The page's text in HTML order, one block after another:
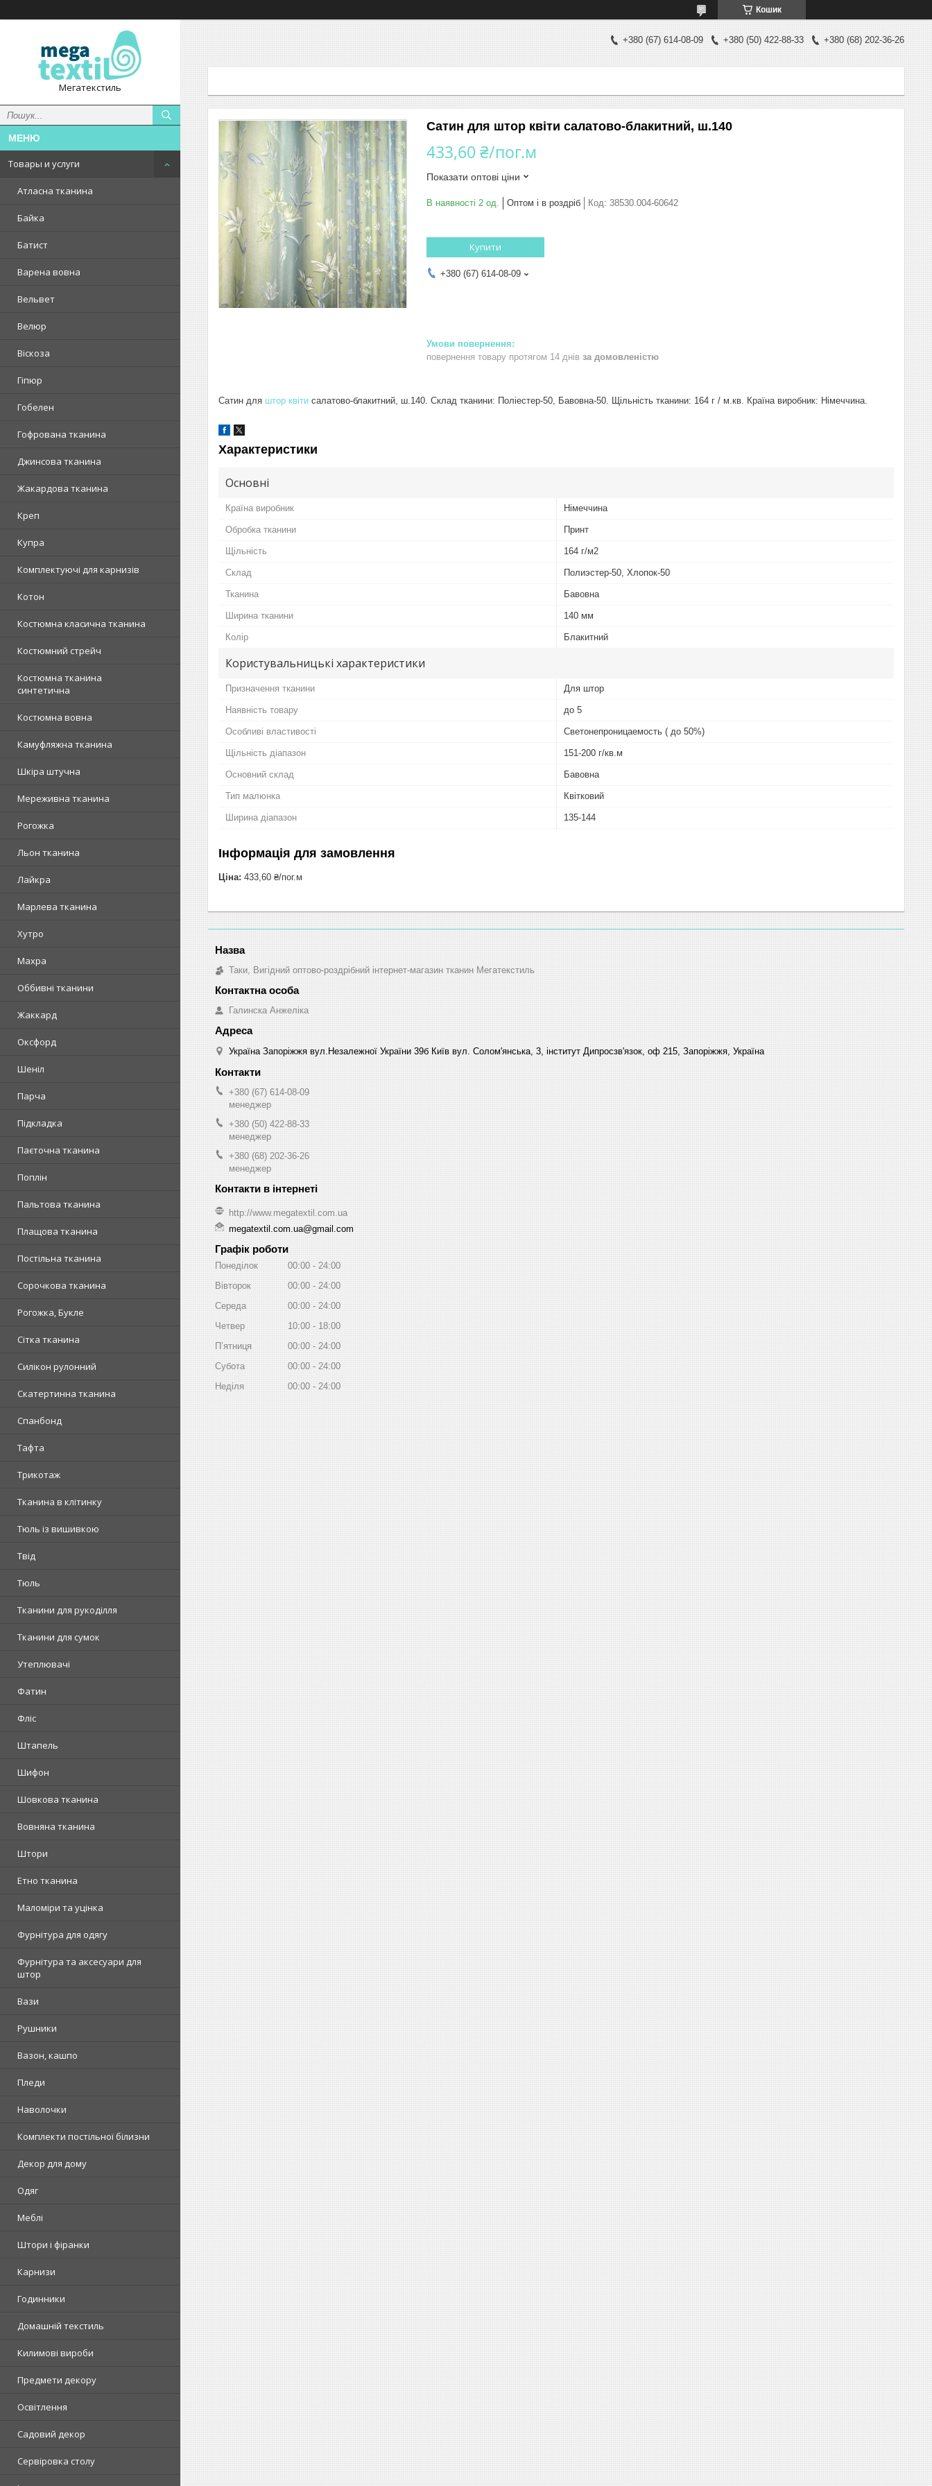
Кошик
Мегатекстиль
Товары и услуги
Атласна тканина
Байка
Батист
Варена вовна
Вельвет
Велюр
Віскоза
Гіпюр
Гобелен
Гофрована тканина
Джинсова тканина
Жакардова тканина
Креп
Купра
Комплектуючі для карнизів
Котон
Костюмна класична тканина
Костюмний стрейч
Костюмна тканина
синтетична
Костюмна вовна
Камуфляжна тканина
Шкіра штучна
Мереживна тканина
Рогожка
Льон тканина
Лайкра
Марлева тканина
Хутро
Махра
Оббивні тканини
Жаккард
Оксфорд
Шеніл
Парча
Підкладка
Паєточна тканина
Поплін
Пальтова тканина
Плащова тканина
Постільна тканина
Сорочкова тканина
Рогожка, Букле
Сітка тканина
Силікон рулонний
Скатертинна тканина
Спанбонд
Тафта
Трикотаж
Тканина в клітинку
Тюль із вишивкою
Твід
Тюль
Тканини для рукоділля
Тканини для сумок
Утеплювачі
Фатин
Фліс
Штапель
Шифон
Шовкова тканина
Вовняна тканина
Штори
Етно тканина
Маломіри та уцінка
Фурнітура для одягу
Фурнітура та аксесуари для
штор
Вази
Рушники
Вазон, кашпо
Пледи
Наволочки
Комплекти постільної білизни
Декор для дому
Одяг
Меблі
Штори і фіранки
Карнизи
Годинники
Домашній текстиль
Килимові вироби
Предмети декору
Освітлення
Садовий декор
Сервіровка столу
+380 (67) 614-08-09 +380 (50) 422-88-33 +380 (68) 202-36-26
Сатин для штор квіти салатово-блакитний, ш.140
433,60 ₴/пог.м
Показати оптові ціни
В наявності 2 од. Оптом і в роздріб Код: 38530.004-60642
Купити
+380 (67) 614-08-09
повернення товару протягом 14 днів за домовленістю
Сатин для штор квіти салатово-блакитний, ш.140. Склад тканини: Поліестер-50, Бавовна-50. Щільність тканини: 164 г / м.кв. Країна виробник: Німеччина.
Характеристики
Основні
Країна виробник Німеччина
Обробка тканини Принт
Щільність 164 г/м2
Склад Полиэстер-50, Хлопок-50
Тканина Бавовна
Ширина тканини 140 мм
Колір Блакитний
Користувальницькі характеристики
Призначення тканини Для штор
Наявність товару до 5
Особливі властивості Светонепроницаемость ( до 50%)
Щільність діапазон 151-200 г/кв.м
Основний склад Бавовна
Тип малюнка Квітковий
Ширина діапазон 135-144
Інформація для замовлення
Ціна: 433,60 ₴/пог.м
Таки, Вигідний оптово-роздрібний інтернет-магазин тканин Мегатекстиль
Галинска Анжеліка
Україна Запоріжжя вул.Незалежної України 39б Київ вул. Солом'янська, 3, інститут Дипросзв'язок, оф 215, Запоріжжя, Україна
+380 (67) 614-08-09
менеджер
+380 (50) 422-88-33
менеджер
+380 (68) 202-36-26
менеджер
http://www.megatextil.com.ua
megatextil.com.ua@gmail.com
Графік роботи
Понеділок 00:00
24:00
Вівторок
00:00
24:00
Середа
00:00
24:00
Четвер
10:00
18:00
Пʼятниця
00:00
24:00
Субота
00:00
24:00
Неділя
00:00 24:00